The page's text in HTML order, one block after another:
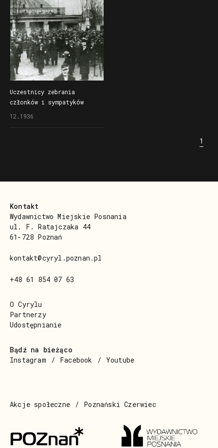
Uczestnicy zebrania
członków i sympatyków
12.1936
1
Kontakt
Wydawnictwo Miejskie Posnania
ul. F. Ratajczaka 44
61-728 Poznań
kontakt@cyryl.poznan.pl
+48 61 854 07 63
O Cyrylu
Partnerzy
Udostępnianie
Bądź na bieżąco
Instagram
Facebook Youtube
Akcje społeczne Poznański Czerwiec